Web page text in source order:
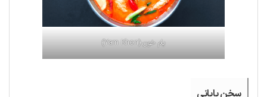
یام خون (Yam Khon)
سخن پایانی